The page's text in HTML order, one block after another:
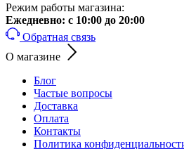
Режим работы магазина:
Ежедневно: с 10:00 до 20:00
Обратная связь
О магазине
Блог
Частые вопросы
Доставка
Оплата
Контакты
Политика